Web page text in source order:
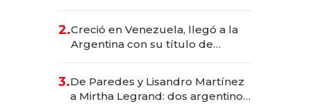
2.Creció en Venezuela, llegó a la
Argentina con su título de
las marcas "fast premium"
3.De Paredes y Lisandro Martínez
a Mirtha Legrand: dos argentinos